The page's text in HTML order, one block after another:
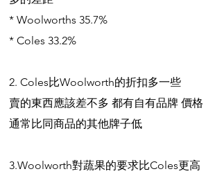
* Woolworths 35.7%
* Coles 33.2%
2. Coles比Woolworth的折扣多一些
賣的東西應該差不多 都有自有品牌 價格
通常比同商品的其他牌子低
3.Woolworth對蔬果的要求比Coles更高